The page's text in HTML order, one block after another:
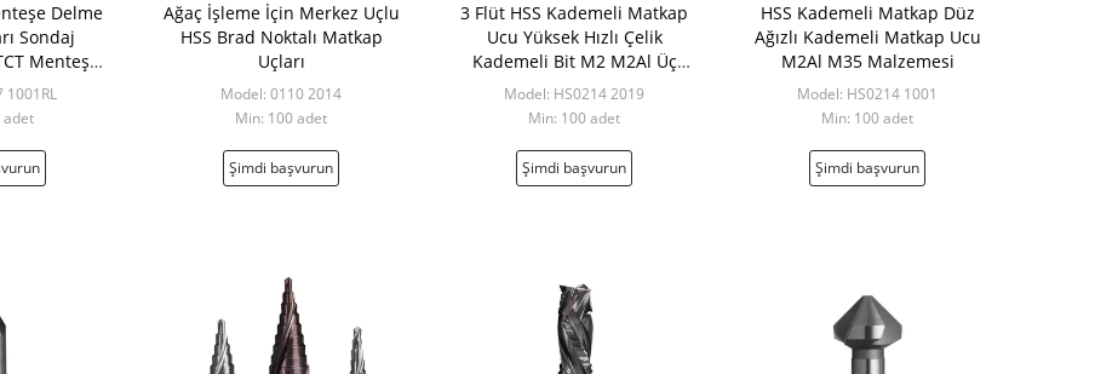
Delme
Sondaj
Menteşe
1001RL
adet
Ağaç İşleme İçin Merkez Uçlu
HSS Brad Noktalı Matkap
Uçları
Model: 0110 2014
Min: 100 adet
Şimdi başvurun
3 Flüt HSS Kademeli Matkap
Ucu Yüksek Hızlı Çelik
Kademeli Bit M2 M2Al Üç
Spiral Flüt
Model: HS0214 2019
Min: 100 adet
Şimdi başvurun
HSS Kademeli Matkap Düz
Ağızlı Kademeli Matkap Ucu
M2Al M35 Malzemesi
Model: HS0214 1001
Min: 100 adet
Şimdi başvurun